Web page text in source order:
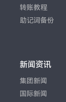
转账教程
助记词备份
新闻资讯
集团新闻
国际新闻